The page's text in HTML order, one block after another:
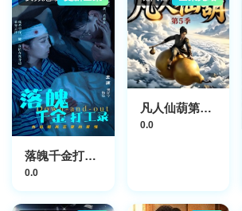
落魄千金打工录
0.0
凡人仙葫第五季
0.0